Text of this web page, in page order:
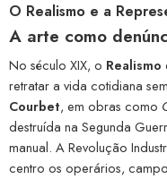
O Realismo e a
A arte como
No século XIX, o Realismo
retratar a vida cotidiana
Courbet, em obras como
destruída na Segunda
manual. A Revolução
centro os operários,